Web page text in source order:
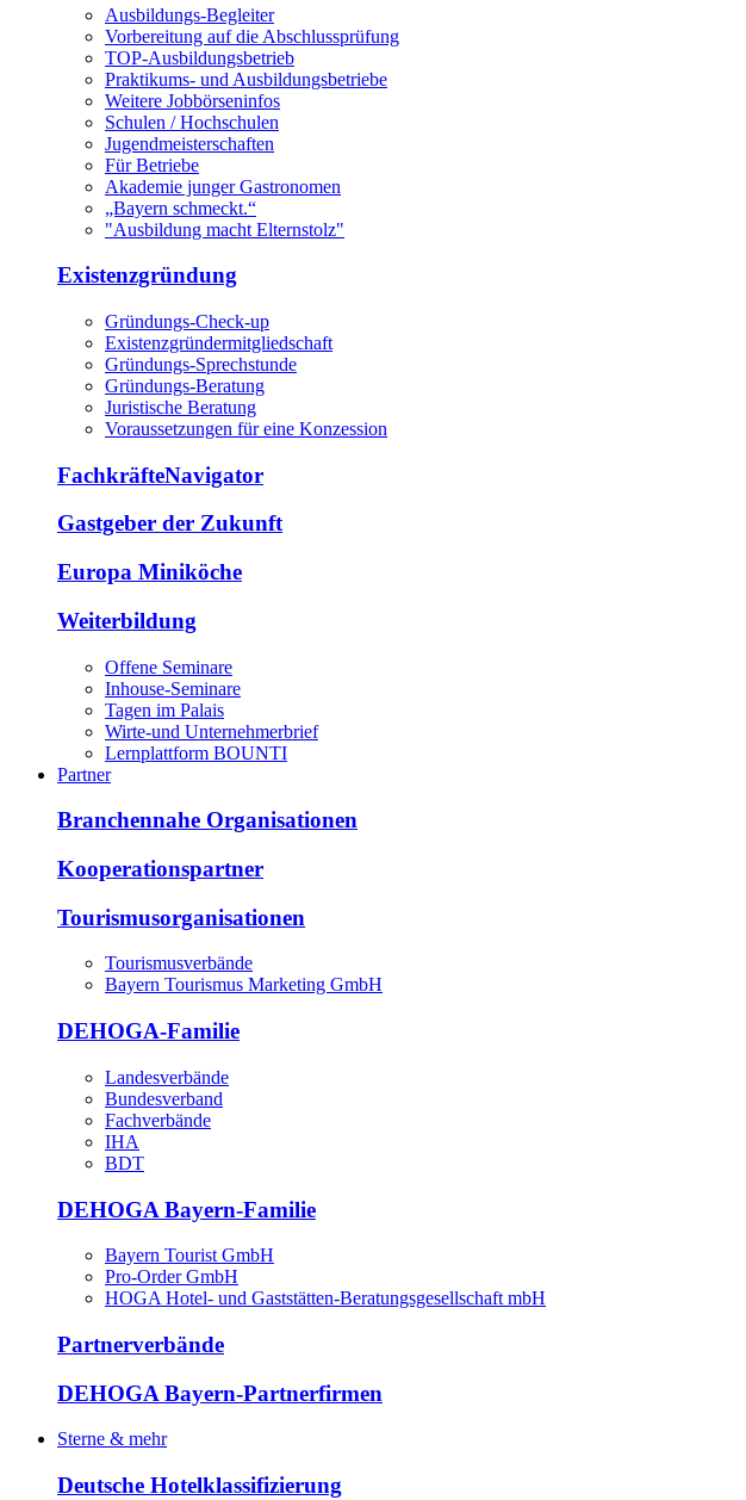
Ausbildungs-Begleiter
Vorbereitung auf die Abschlussprüfung
TOP-Ausbildungsbetrieb
Praktikums- und Ausbildungsbetriebe
Weitere Jobbörseninfos
Schulen / Hochschulen
Jugendmeisterschaften
Für Betriebe
Akademie junger Gastronomen
„Bayern schmeckt.“
"Ausbildung macht Elternstolz"
Existenzgründung
Gründungs-Check-up
Existenzgründermitgliedschaft
Gründungs-Sprechstunde
Gründungs-Beratung
Juristische Beratung
Voraussetzungen für eine Konzession
FachkräfteNavigator
Gastgeber der Zukunft
Europa Miniköche
Weiterbildung
Offene Seminare
Inhouse-Seminare
Tagen im Palais
Wirte-und Unternehmerbrief
Lernplattform BOUNTI
Partner
Branchennahe Organisationen
Kooperationspartner
Tourismusorganisationen
Tourismusverbände
Bayern Tourismus Marketing GmbH
DEHOGA-Familie
Landesverbände
Bundesverband
Fachverbände
IHA
BDT
DEHOGA Bayern-Familie
Bayern Tourist GmbH
Pro-Order GmbH
HOGA Hotel- und Gaststätten-Beratungsgesellschaft mbH
Partnerverbände
DEHOGA Bayern-Partnerfirmen
Sterne & mehr
Deutsche Hotelklassifizierung